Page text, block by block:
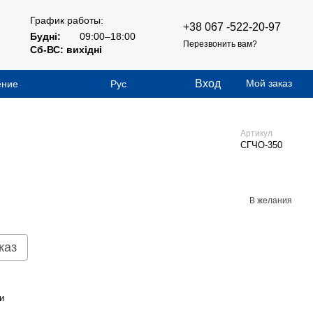
График работы:
Будні:
09:00–18:00
Сб-ВС: вихідні
+38 067 -522-20-97
Перезвонить вам?
Рус Вход Мой заказ
Артикул
СГЧО-350
В желания